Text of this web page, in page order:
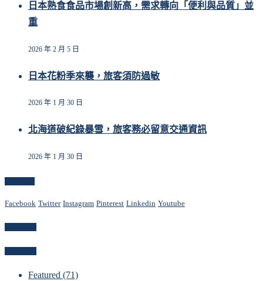
日本熟食食品市場創新高，需求轉向「便利與品質」並
重
2026 年 2 月 5 日
日本花粉季來襲，旅客須防過敏
2026 年 1 月 30 日
北海道破紀錄暴雪，旅客務必留意交通資訊
2026 年 1 月 30 日
Facebook Twitter Instagram Pinterest Linkedin Youtube
Featured (71)